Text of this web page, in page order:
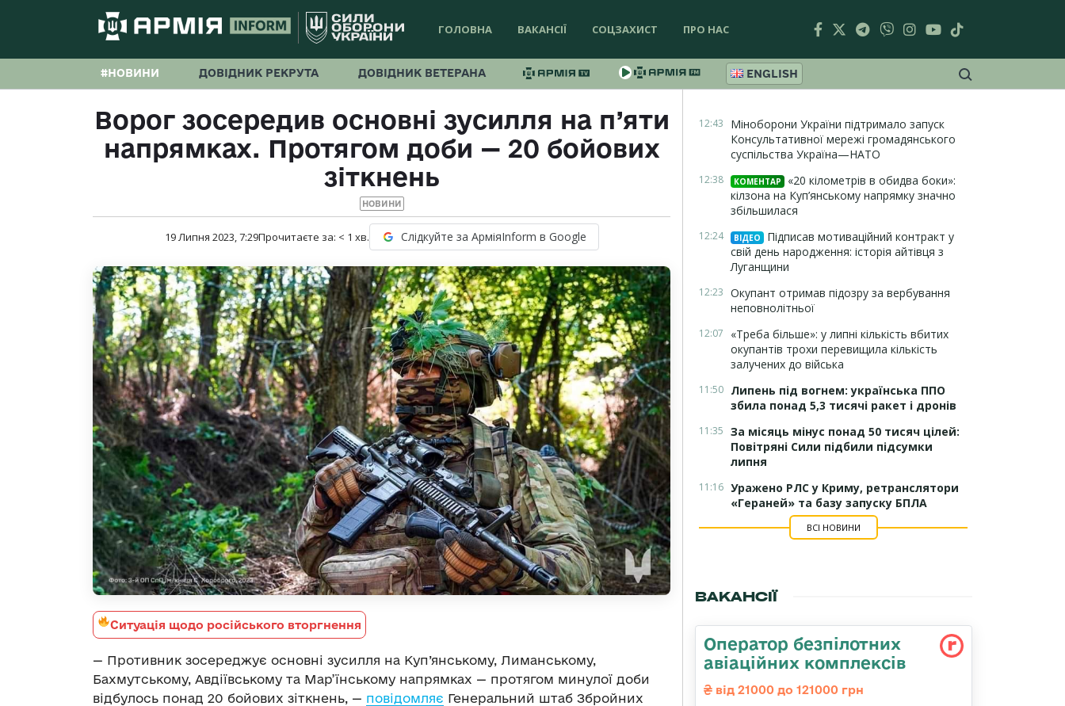
ГОЛОВНА ВАКАНСІЇ СОЦЗАХИСТ ПРО НАС
#НОВИНИ ДОВІДНИК РЕКРУТА ДОВІДНИК ВЕТЕРАНА ENGLISH
Ворог зосередив основні зусилля на п’яти
напрямках. Протягом доби — 20 бойових
зіткнень
НОВИНИ
19 Липня 2023, 7:29Прочитаєте за: < 1 хв. Слідкуйте за АрміяInform в Google
Ситуація щодо російського вторгнення
— Противник зосереджує основні зусилля на Куп’янському, Лиманському,
Бахмутському, Авдіївському та Мар’їнському напрямках — протягом минулої доби
відбулось понад 20 бойових зіткнень, — повідомляє Генеральний штаб Збройних
12:43
Міноборони України підтримало запуск
Консультативної мережі громадянського
суспільства Україна—НАТО
12:38 КОМЕНТАР
«20 кілометрів в обидва боки»:
кілзона на Куп’янському напрямку значно
збільшилася
12:24 ВІДЕО
Підписав мотиваційний контракт у
свій день народження: історія айтівця з
Луганщини
12:23 Окупант отримав підозру за вербування
неповнолітньої
12:07
«Треба більше»: у липні кількість вбитих
окупантів трохи перевищила кількість
залучених до війська
11:50 Липень під вогнем: українська ППО
збила понад 5,3 тисячі ракет і дронів
11:35 За місяць мінус понад 50 тисяч цілей:
Повітряні Сили підбили підсумки
липня
11:16 Уражено РЛС у Криму, ретранслятори
«Гераней» та базу запуску БПЛА
ВСІ НОВИНИ
ВАКАНСІЇ
Оператор безпілотних
авіаційних комплексів
від 21000 до 121000 грн